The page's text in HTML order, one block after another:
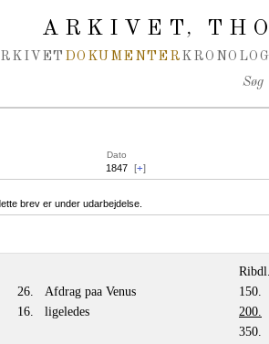
ARKIVET,
DOKUMENTER
Søg
Dato
1847 [+]
brev er under udarbejdelse.
26.
16.
Afdrag paa Venus
ligeledes
150.
200.
350.